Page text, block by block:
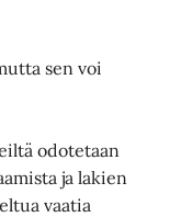
sen voi
odotetaan
ja lakien
vaatia